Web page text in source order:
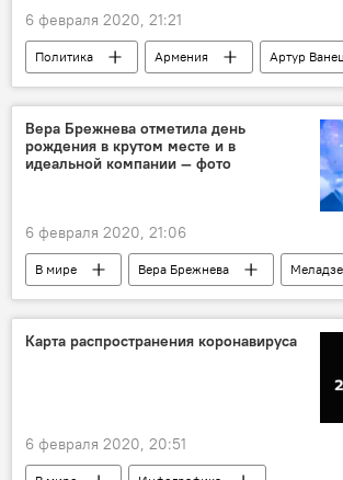
6 февраля 2020, 21:21
Политика Армения
Артур
заявка
Вера Брежнева отметила день
рождения в крутом месте и в
идеальной компании — фото
6 февраля 2020, 21:06
В мире Вера Брежнева
Меладзе
день рождения
Италия
Карта распространения коронавируса
6 февраля 2020, 20:51